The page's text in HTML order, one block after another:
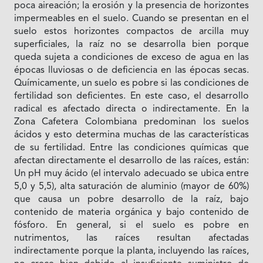
poca aireación; la erosión y la presencia de horizontes
impermeables en el suelo. Cuando se presentan en el
suelo estos horizontes compactos de arcilla muy
superficiales, la raíz no se desarrolla bien porque
queda sujeta a condiciones de exceso de agua en las
épocas lluviosas o de deficiencia en las épocas secas.
Químicamente, un suelo es pobre si las condiciones de
fertilidad son deficientes. En este caso, el desarrollo
radical es afectado directa o indirectamente. En la
Zona Cafetera Colombiana predominan los suelos
ácidos y esto determina muchas de las características
de su fertilidad. Entre las condiciones químicas que
afectan directamente el desarrollo de las raíces, están:
Un pH muy ácido (el intervalo adecuado se ubica entre
5,0 y 5,5), alta saturación de aluminio (mayor de 60%)
que causa un pobre desarrollo de la raíz, bajo
contenido de materia orgánica y bajo contenido de
fósforo. En general, si el suelo es pobre en
nutrimentos, las raíces resultan afectadas
indirectamente porque la planta, incluyendo las raíces,